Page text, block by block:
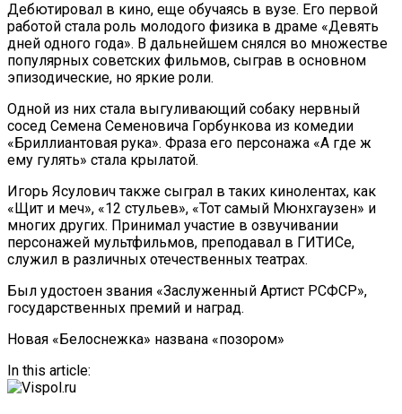
Дебютировал в кино, еще обучаясь в вузе. Его первой
работой стала роль молодого физика в драме «Девять
дней одного года». В дальнейшем снялся во множестве
популярных советских фильмов, сыграв в основном
эпизодические, но яркие роли.
Одной из них стала выгуливающий собаку нервный
сосед Семена Семеновича Горбункова из комедии
«Бриллиантовая рука». Фраза его персонажа «А где ж
ему гулять» стала крылатой.
Игорь Ясулович также сыграл в таких кинолентах, как
«Щит и меч», «12 стульев», «Тот самый Мюнхгаузен» и
многих других. Принимал участие в озвучивании
персонажей мультфильмов, преподавал в ГИТИСе,
служил в различных отечественных театрах.
Был удостоен звания «Заслуженный Артист РСФСР»,
государственных премий и наград.
Навигация
По
Новая «Белоснежка» названа «позором»
In this article: